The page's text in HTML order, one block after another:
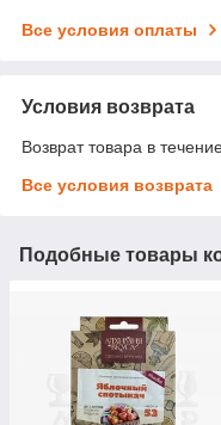
Все условия оплаты
Условия возврата
Возврат товара в
Все условия возврата
Подобные товары